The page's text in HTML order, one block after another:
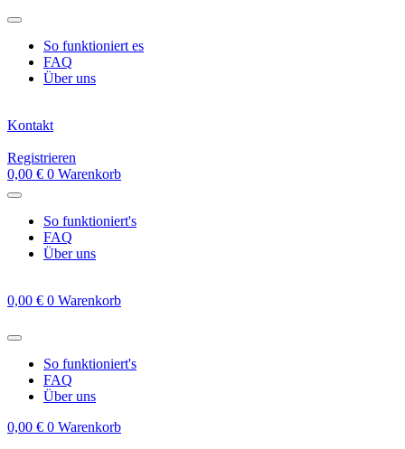
Zum
springenSo funktioniert es
FAQ
Über uns
Kontakt
Registrieren
0,00 € 0 Warenkorb
So funktioniert's
FAQ
Über uns
0,00 € 0 Warenkorb
So funktioniert's
FAQ
Über uns
0,00 € 0 Warenkorb